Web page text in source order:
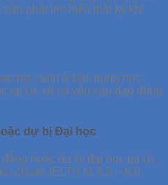
phải tìm hiểu thật kỹ khi
học sinh ở bậc trung học
tại Úc sẽ có yêu cầu dao động
dự bị Đại học
hoặc dự bị đại học tại Úc,
chuẩn IELTS từ 5.5 – 6.0.